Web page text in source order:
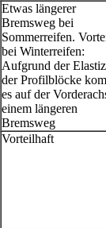
Etwas längerer
Bremsweg bei
Sommerreifen.
bei Winterreifen:
Aufgrund der
der Profilblöcke
es auf der
einem längeren
Bremsweg
Vorteilhaft